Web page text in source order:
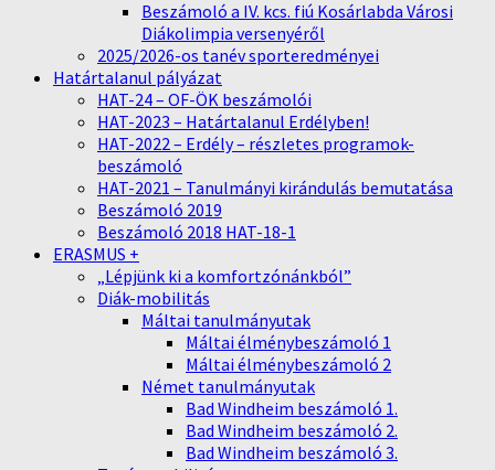
Beszámoló a IV. kcs. fiú Kosárlabda Városi
Diákolimpia versenyéről
2025/2026-os tanév sporteredményei
Határtalanul pályázat
HAT-24 – OF-ÖK beszámolói
HAT-2023 – Határtalanul Erdélyben!
HAT-2022 – Erdély – részletes programok-
beszámoló
HAT-2021 – Tanulmányi kirándulás bemutatása
Beszámoló 2019
Beszámoló 2018 HAT-18-1
ERASMUS +
„Lépjünk ki a komfortzónánkból”
Diák-mobilitás
Máltai tanulmányutak
Máltai élménybeszámoló 1
Máltai élménybeszámoló 2
Német tanulmányutak
Bad Windheim beszámoló 1.
Bad Windheim beszámoló 2.
Bad Windheim beszámoló 3.